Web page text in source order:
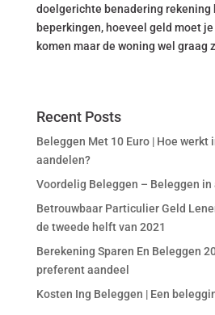
doelgerichte benadering rekening
beperkingen, hoeveel geld moet
komen maar de woning wel graag
Recent Posts
Beleggen Met 10 Euro | Hoe werkt
aandelen?
Voordelig Beleggen – Beleggen in
Betrouwbaar Particulier Geld
de tweede helft van 2021
Berekening Sparen En Beleggen
preferent aandeel
Kosten Ing Beleggen | Een